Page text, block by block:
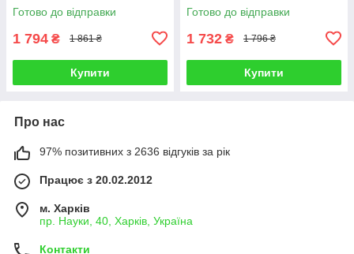
Готово до відправки
1 794 ₴ 1 861 ₴
Купити
Готово до відправки
1 732 ₴ 1 796 ₴
Купити
Про нас
97% позитивних з 2636 відгуків за рік
Працює з 20.02.2012
м. Харків
пр. Науки, 40, Харків, Україна
Контакти